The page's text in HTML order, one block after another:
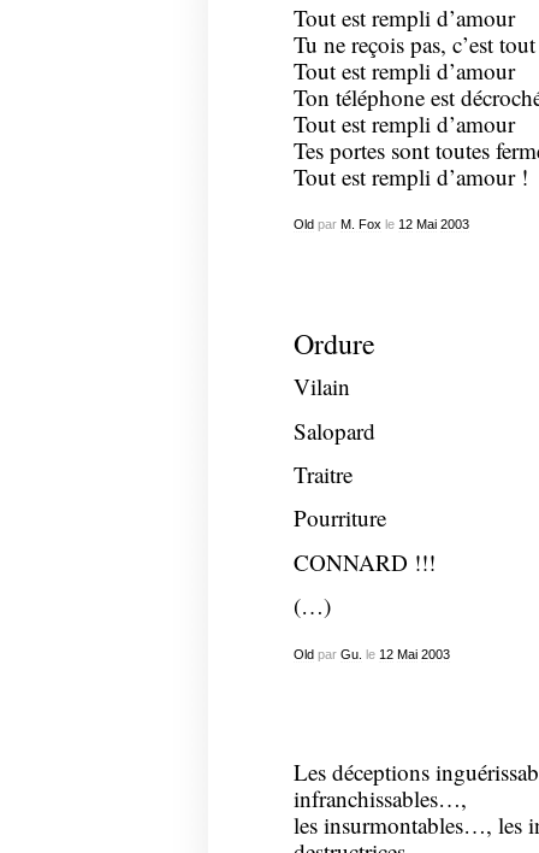
Tout est rempli d’amour
Tu ne reçois pas, c’est tout
Tout est rempli d’amour
Ton téléphone est
Tout est rempli d’amour
Tes portes sont toutes
Tout est rempli d’amour !
Oldpar M. Fox le 12 Mai 2003
Ordure
Vilain
Salopard
Traitre
Pourriture
CONNARD !!!
(…)
Oldpar Gu. le 12 Mai 2003
Les déceptions
infranchissables…,
les insurmontables…, les